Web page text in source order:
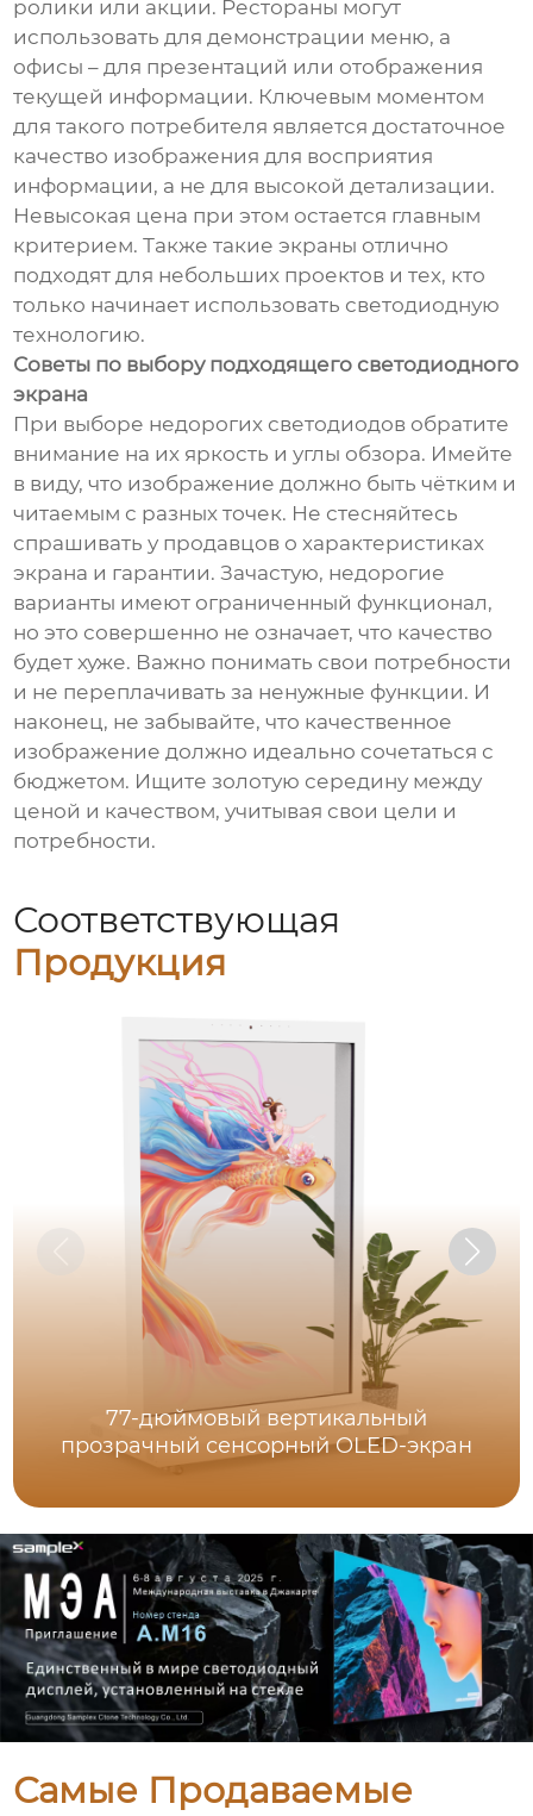
ролики или акции. Рестораны могут
использовать для демонстрации меню, а
офисы – для презентаций или отображения
текущей информации. Ключевым моментом
для такого потребителя является достаточное
качество изображения для восприятия
информации, а не для высокой детализации.
Невысокая цена при этом остается главным
критерием. Также такие экраны отлично
подходят для небольших проектов и тех, кто
только начинает использовать светодиодную
технологию.
Советы по выбору подходящего светодиодного
экрана
При выборе недорогих светодиодов обратите
внимание на их яркость и углы обзора. Имейте
в виду, что изображение должно быть чётким и
читаемым с разных точек. Не стесняйтесь
спрашивать у продавцов о характеристиках
экрана и гарантии. Зачастую, недорогие
варианты имеют ограниченный функционал,
но это совершенно не означает, что качество
будет хуже. Важно понимать свои потребности
и не переплачивать за ненужные функции. И
наконец, не забывайте, что качественное
изображение должно идеально сочетаться с
бюджетом. Ищите золотую середину между
ценой и качеством, учитывая свои цели и
потребности.
Соответствующая
Продукция
77-дюймовый вертикальный
прозрачный сенсорный OLED-экран
Самые Продаваемые